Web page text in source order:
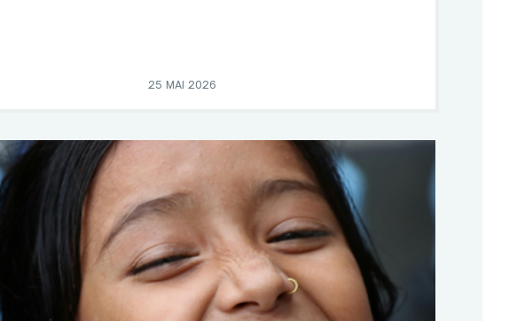
25 MAI 2026